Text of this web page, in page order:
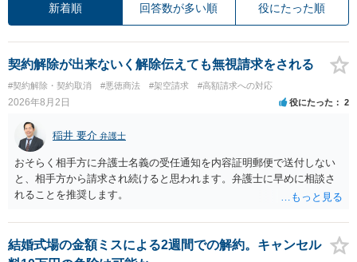
新着順 回答数が多い順 役にたった順
契約解除が出来ないく解除伝えても無視請求をされる
#契約解除・契約取消 #悪徳商法 #架空請求 #高額請求への対応
2026年8月2日 役にたった 2
稲井 要介 弁護士
おそらく相手方に弁護士名義の受任通知を内容証明郵便で送付しない
と、相手方から請求され続けると思われます。弁護士に早めに相談さ
れることを推奨します。
結婚式場の金額ミスによる2週間での解約。キャンセル